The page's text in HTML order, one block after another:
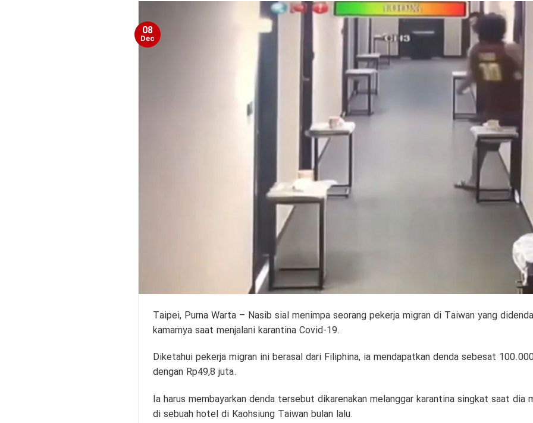
08
Dec
Taipei, Purna Warta– Nasib sial menimpa seorang pekerja migran di Taiwan yang
kamarnya saat menjalani karantina Covid-19.
Diketahui pekerja migran ini berasal dari Filiphina, ia mendapatkan denda sebesat
dengan Rp49,8 juta.
Ia harus membayarkan denda tersebut dikarenakan melanggar karantina singkat saat dia
di sebuah hotel di Kaohsiung Taiwan bulan lalu.